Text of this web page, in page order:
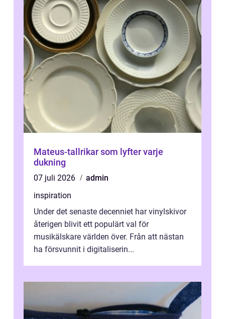
Mateus-tallrikar som lyfter varje
dukning
07 juli 2026
admin
inspiration
Under det senaste decenniet har vinylskivor
återigen blivit ett populärt val för
musikälskare världen över. Från att nästan
ha försvunnit i digitaliserin...